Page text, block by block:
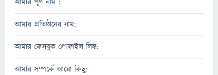
আমার প্রতিষ্ঠানের নাম:
আমার ফেসবুক প্রোফাইল লিঙ্ক:
আমার সম্পর্কে আরো কিছু: